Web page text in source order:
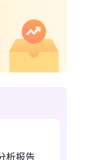
析报告